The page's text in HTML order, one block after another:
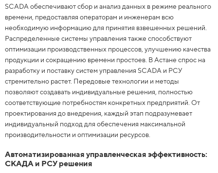
SCADA обеспечивают сбор и анализ данных в режиме реального
времени, предоставляя операторам и инженерам всю
необходимую информацию для принятия взвешенных решений.
Распределенные системы управления также способствуют
оптимизации производственных процессов, улучшению качества
продукции и сокращению времени простоев. В Астане спрос на
разработку и поставку систем управления SCADA и РСУ
стремительно растет. Передовые технологии и методы
позволяют создавать индивидуальные решения, полностью
соответствующие потребностям конкретных предприятий. От
проектирования до внедрения, каждый этап подразумевает
индивидуальный подход для обеспечения максимальной
производительности и оптимизации ресурсов.
Автоматизированная управленческая эффективность:
СКАДА и РСУ решения